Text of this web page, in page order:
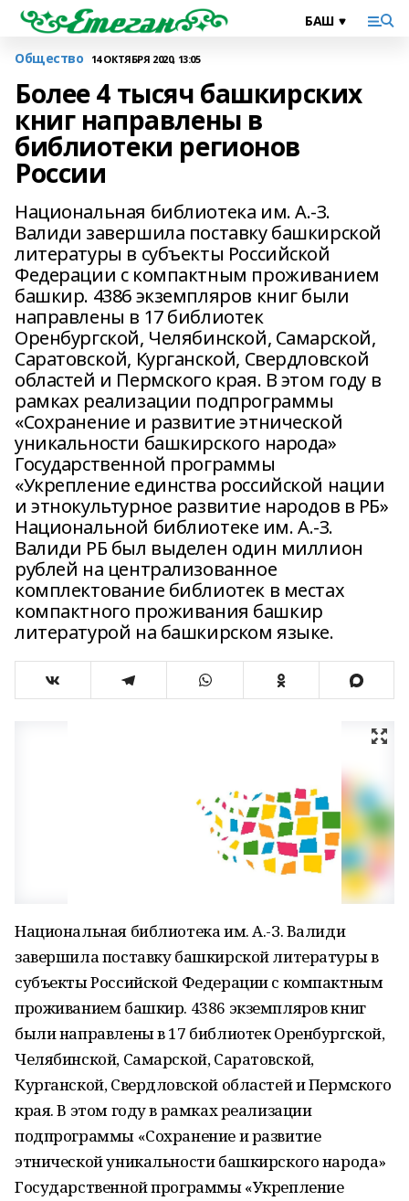
Общество 14 ОКТЯБРЯ 2020, 13:05
Более 4 тысяч башкирских
книг направлены в
библиотеки регионов
России
Национальная библиотека им. А.-З.
Валиди завершила поставку башкирской
литературы в субъекты Российской
Федерации с компактным проживанием
башкир. 4386 экземпляров книг были
направлены в 17 библиотек
Оренбургской, Челябинской, Самарской,
Саратовской, Курганской, Свердловской
областей и Пермского края. В этом году в
рамках реализации подпрограммы
«Сохранение и развитие этнической
уникальности башкирского народа»
Государственной программы
«Укрепление единства российской нации
и этнокультурное развитие народов в РБ»
Национальной библиотеке им. А.-З.
Валиди РБ был выделен один миллион
рублей на централизованное
комплектование библиотек в местах
компактного проживания башкир
литературой на башкирском языке.
Национальная библиотека им. А.-З. Валиди
завершила поставку башкирской литературы в
субъекты Российской Федерации с компактным
проживанием башкир. 4386 экземпляров книг
были направлены в 17 библиотек Оренбургской,
Челябинской, Самарской, Саратовской,
Курганской, Свердловской областей и Пермского
края. В этом году в рамках реализации
подпрограммы «Сохранение и развитие
этнической уникальности башкирского народа»
Государственной программы «Укрепление